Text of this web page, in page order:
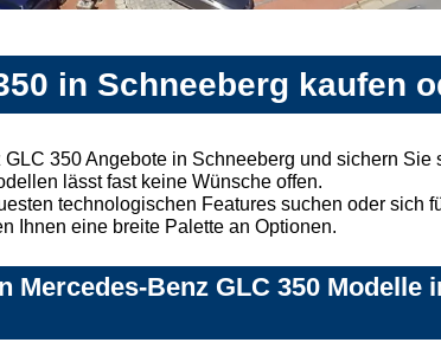
in Schneeberg kaufen
350 Angebote in Schneeberg und sichern Sie
lässt fast keine Wünsche offen.
technologischen Features suchen oder sich
Ihnen eine breite Palette an Optionen.
Mercedes-Benz GLC 350